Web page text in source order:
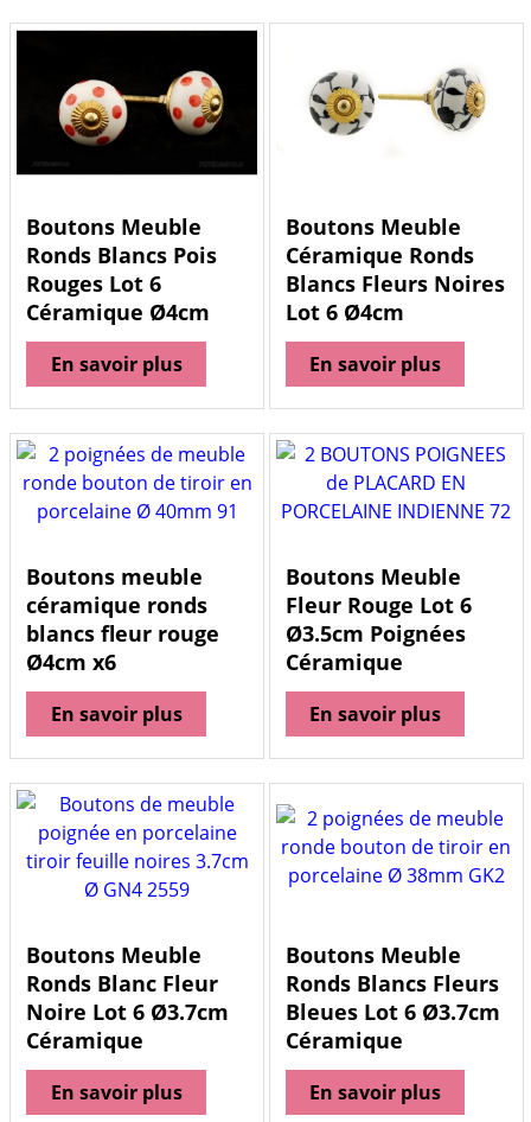
Boutons Meuble
Ronds Blancs Pois
Rouges Lot 6
Céramique Ø4cm
En savoir plus
Boutons Meuble
Céramique Ronds
Blancs Fleurs Noires
Lot 6 Ø4cm
En savoir plus
Boutons meuble
céramique ronds
blancs fleur rouge
Ø4cm x6
En savoir plus
Boutons Meuble
Fleur Rouge Lot 6
Ø3.5cm Poignées
Céramique
En savoir plus
Boutons Meuble
Ronds Blanc Fleur
Noire Lot 6 Ø3.7cm
Céramique
En savoir plus
Boutons Meuble
Ronds Blancs Fleurs
Bleues Lot 6 Ø3.7cm
Céramique
En savoir plus